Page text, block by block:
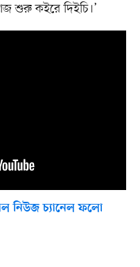
শুরু কইরে দিইচি।’
নিউজ চ্যানেল ফলো